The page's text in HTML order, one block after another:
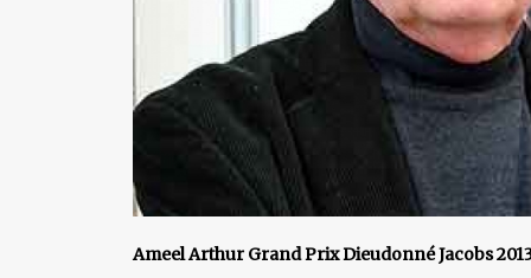
Ameel Arthur Grand Prix Dieudonné Jacobs